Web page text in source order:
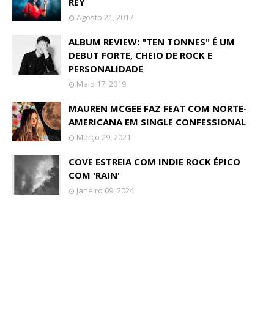
Agosto 21, 2017
ALBUM REVIEW: "TEN TONNES" É UM
DEBUT FORTE, CHEIO DE ROCK E
PERSONALIDADE
Maio 17, 2019
MAUREN MCGEE FAZ FEAT COM NORTE-
AMERICANA EM SINGLE CONFESSIONAL
Março 29, 2021
COVE ESTREIA COM INDIE ROCK ÉPICO
COM 'RAIN'
Janeiro 09, 2024